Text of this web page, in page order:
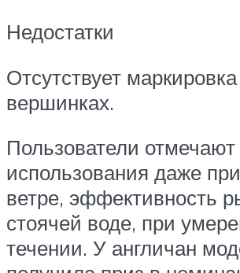
Недостатки
Отсутствует
вершинках.
Пользователи отмечают
использования даже
ветре, эффективность
стоячей воде, при
течении. У англичан